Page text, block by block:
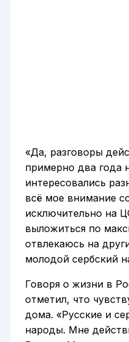
«Да, разговоры
примерно два года
интересовались
всё мое внимание
исключительно на
выложиться по
отвлекаюсь на
молодой сербский
Говоря о жизни в
отметил, что
дома. «Русские и
народы. Мне